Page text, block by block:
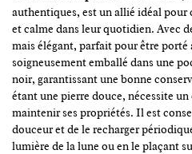
authentiques, est un allié idéal
et calme dans leur quotidien. Avec
mais élégant, parfait pour être
soigneusement emballé dans une
noir, garantissant une bonne
étant une pierre douce, nécessite
maintenir ses propriétés. Il est
douceur et de le recharger
lumière de la lune ou en le plaçant